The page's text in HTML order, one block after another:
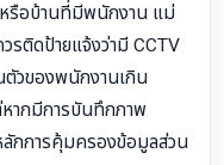
รือบ้านที่มีพนักงาน แม่
รติดป้ายแจ้งว่ามี CCTV
ตัวของพนักงานเกิน
ากมีการบันทึกภาพ
ลักการคุ้มครองข้อมูลส่วน